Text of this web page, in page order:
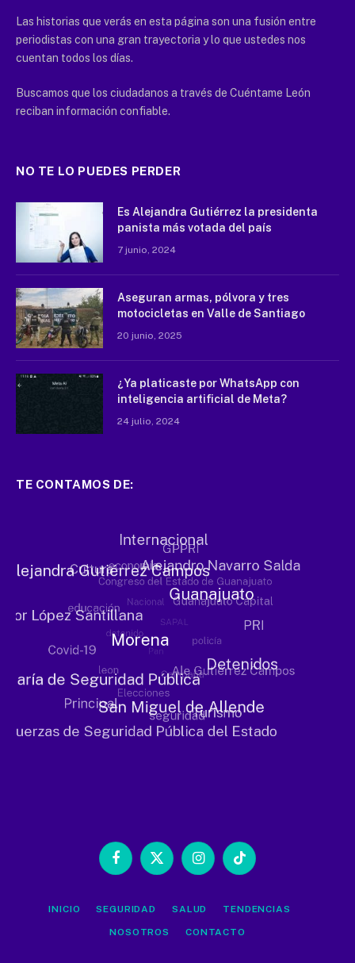
Las historias que verás en esta página son una fusión entre
periodistas con una gran trayectoria y lo que ustedes nos
cuentan todos los días.
Buscamos que los ciudadanos a través de Cuéntame León
reciban información confiable.
NO TE LO PUEDES PERDER
Es Alejandra Gutiérrez la presidenta
panista más votada del país
7 junio, 2024
Aseguran armas, pólvora y tres
motocicletas en Valle de Santiago
20 junio, 2025
¿Ya platicaste por WhatsApp con
inteligencia artificial de Meta?
24 julio, 2024
TE CONTAMOS DE:
Facebook
X
InstagramTikTok
INICIO SEGURIDAD SALUD TENDENCIAS
NOSOTROS CONTACTO